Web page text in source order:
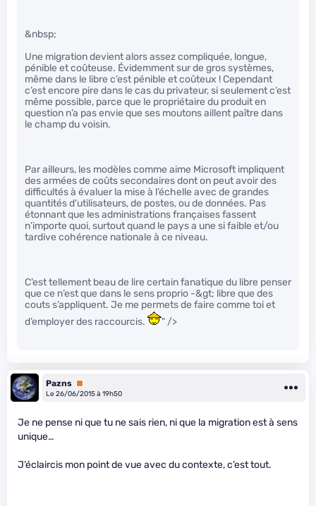
&nbsp;
Une migration devient alors assez compliquée, longue,
pénible et coûteuse. Évidemment sur de gros systèmes,
même dans le libre c’est pénible et coûteux ! Cependant
c’est encore pire dans le cas du privateur, si seulement c’est
même possible, parce que le propriétaire du produit en
question n’a pas envie que ses moutons aillent paître dans
le champ du voisin.
Par ailleurs, les modèles comme aime Microsoft impliquent
des armées de coûts secondaires dont on peut avoir des
difficultés à évaluer la mise à l’échelle avec de grandes
quantités d’utilisateurs, de postes, ou de données. Pas
étonnant que les administrations françaises fassent
n’importe quoi, surtout quand le pays a une si faible et/ou
tardive cohérence nationale à ce niveau.
C’est tellement beau de lire certain fanatique du libre penser
que ce n’est que dans le sens proprio -&gt; libre que des
couts s’appliquent. Je me permets de faire comme toi et
d’employer des raccourcis.
" />
Pazns Premium
Le 26/06/2015 à 19h50
Je ne pense ni que tu ne sais rien, ni que la migration est à sens
unique…
J’éclaircis mon point de vue avec du contexte, c’est tout.